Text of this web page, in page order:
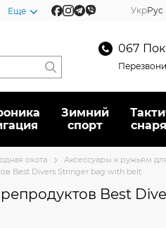
Еще УкрРус
067
Зимний
спорт
охота Аксессуары к ружьям
Best Divers Stringer bag with belt
Best